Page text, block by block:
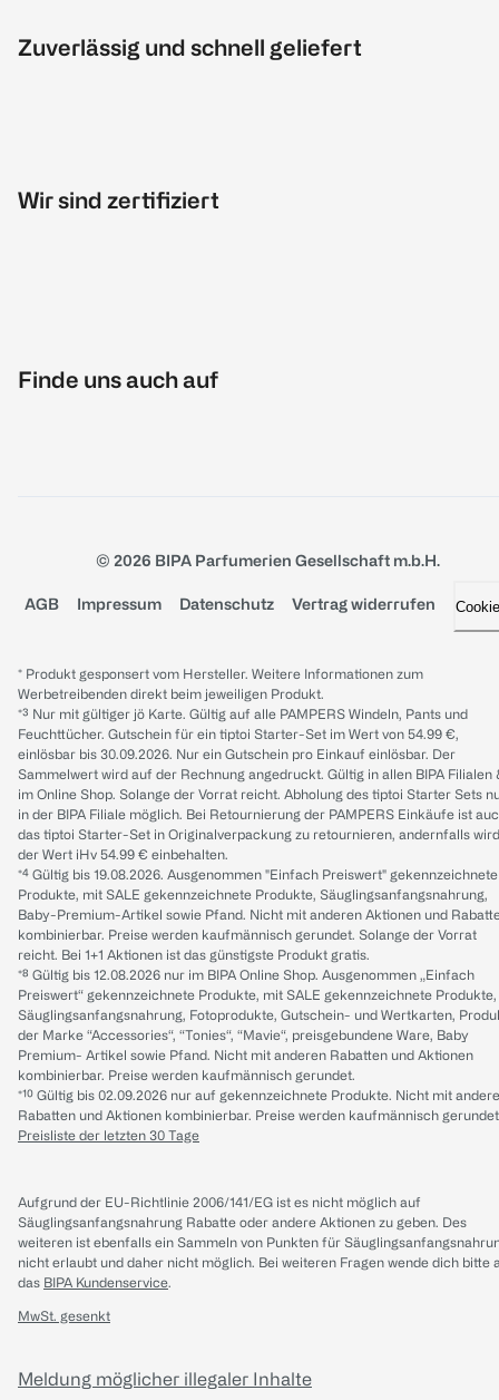
Zuverlässig und schnell geliefert
Wir sind zertifiziert
Finde uns auch auf
© 2026 BIPA Parfumerien Gesellschaft m.b.H.
AGB Impressum Datenschutz Vertrag widerrufen
* Produkt gesponsert vom Hersteller. Weitere Informationen zum
Werbetreibenden direkt beim jeweiligen Produkt.
*³ Nur mit gültiger jö Karte. Gültig auf alle PAMPERS Windeln, Pants und
Feuchttücher. Gutschein für ein tiptoi Starter-Set im Wert von 54.99 €,
einlösbar bis 30.09.2026. Nur ein Gutschein pro Einkauf einlösbar. Der
Sammelwert wird auf der Rechnung angedruckt. Gültig in allen BIPA Filialen
im Online Shop. Solange der Vorrat reicht. Abholung des tiptoi Starter Sets
in der BIPA Filiale möglich. Bei Retournierung der PAMPERS Einkäufe ist
das tiptoi Starter-Set in Originalverpackung zu retournieren, andernfalls wird
der Wert iHv 54.99 € einbehalten.
*⁴ Gültig bis 19.08.2026. Ausgenommen "Einfach Preiswert" gekennzeichnete
Produkte, mit SALE gekennzeichnete Produkte, Säuglingsanfangsnahrung,
Baby-Premium-Artikel sowie Pfand. Nicht mit anderen Aktionen und
kombinierbar. Preise werden kaufmännisch gerundet. Solange der Vorrat
reicht. Bei 1+1 Aktionen ist das günstigste Produkt gratis.
*⁸ Gültig bis 12.08.2026 nur im BIPA Online Shop. Ausgenommen „Einfach
Preiswert“ gekennzeichnete Produkte, mit SALE gekennzeichnete Produkte,
Säuglingsanfangsnahrung, Fotoprodukte, Gutschein- und Wertkarten,
der Marke “Accessories“, “Tonies“, “Mavie“, preisgebundene Ware, Baby
Premium- Artikel sowie Pfand. Nicht mit anderen Rabatten und Aktionen
kombinierbar. Preise werden kaufmännisch gerundet.
*¹⁰ Gültig bis 02.09.2026 nur auf gekennzeichnete Produkte. Nicht mit
Rabatten und Aktionen kombinierbar. Preise werden kaufmännisch
Preisliste der letzten 30 Tage
Aufgrund der EU-Richtlinie 2006/141/EG ist es nicht möglich auf
Säuglingsanfangsnahrung Rabatte oder andere Aktionen zu geben. Des
weiteren ist ebenfalls ein Sammeln von Punkten für
nicht erlaubt und daher nicht möglich. Bei weiteren Fragen wende dich bitte
das BIPA Kundenservice.
MwSt. gesenkt
Meldung möglicher illegaler Inhalte